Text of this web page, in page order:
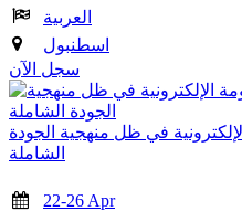
العربية
اسطنبول
سجل الآن
في ظل منهجية الجودة
الشاملة
22-26 Apr